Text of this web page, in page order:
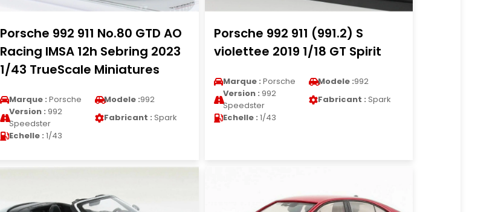
Porsche 992 911 No.80 GTD AO
Racing IMSA 12h Sebring 2023
1/43 TrueScale Miniatures
Marque : Porsche Modele :992
Version : 992
Speedster
Fabricant : Spark
Echelle : 1/43
Porsche 992 911 (991.2) S
violettee 2019 1/18 GT Spirit
Marque : Porsche Modele :992
Version : 992
Speedster
Fabricant : Spark
Echelle : 1/43